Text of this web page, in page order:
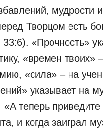
мудрости
Творцом есть
«Прочность»
«времен твоих»
«сила» – на
указывает на
«А теперь
и когда заиграл